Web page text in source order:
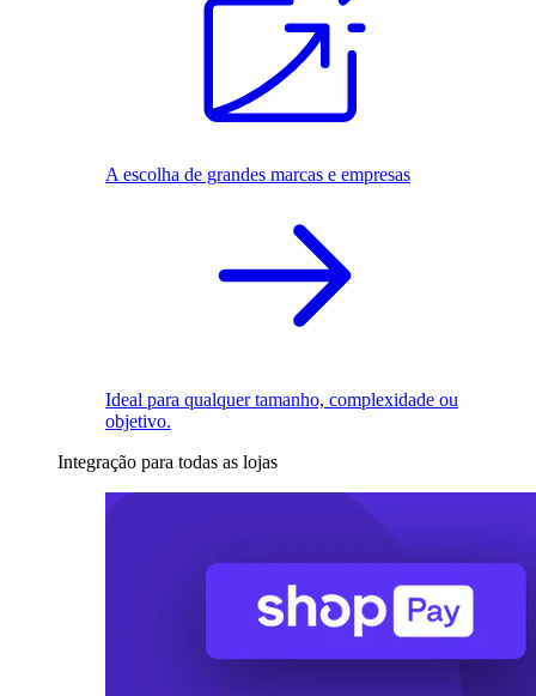
A escolha de grandes marcas e empresas
Ideal para qualquer tamanho, complexidade ou
objetivo.
Integração para todas as lojas